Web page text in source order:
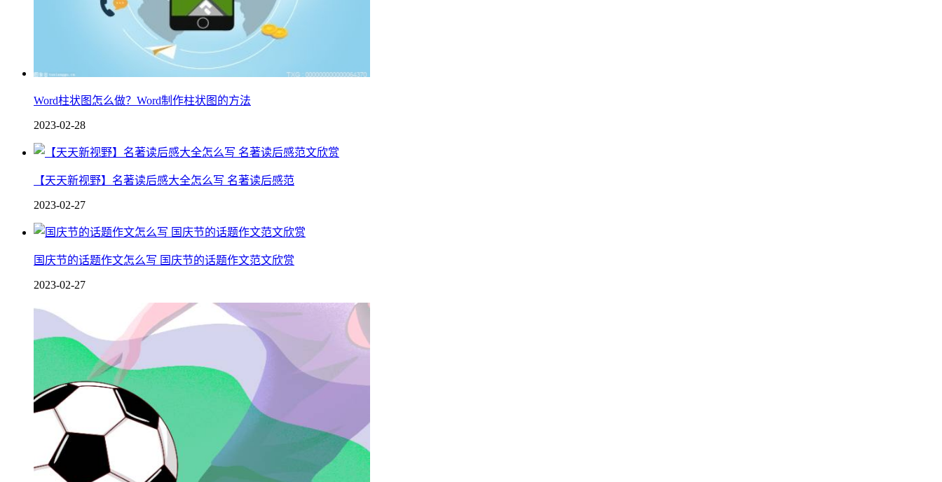
Word柱状图怎么做？Word制作柱状图的方法
2023-02-28
【天天新视野】名著读后感大全怎么写 名著读后感范
2023-02-27
国庆节的话题作文怎么写 国庆节的话题作文范文欣赏
2023-02-27